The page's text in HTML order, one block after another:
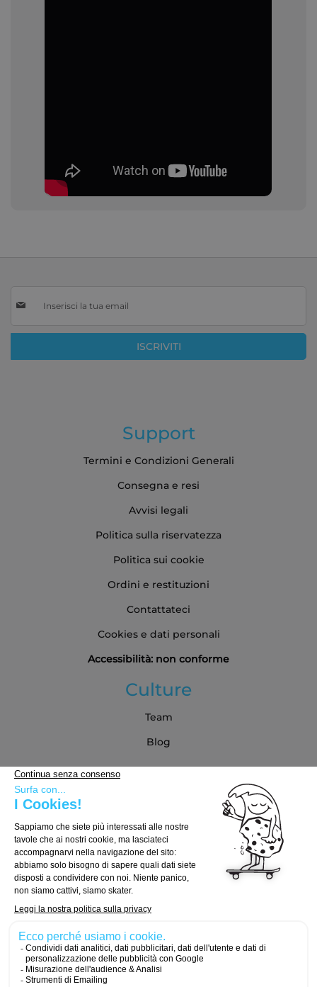
alla
Newsletter:
ISCRIVITI
Support
Termini e Condizioni Generali
Consegna e resi
Avvisi legali
Politica sulla riservatezza
Politica sui cookie
Ordini e restituzioni
Contattateci
Cookies e dati personali
Accessibilità: non conforme
Culture
Team
Blog
Guida all'acquisto
Come scegliere la tua tavola